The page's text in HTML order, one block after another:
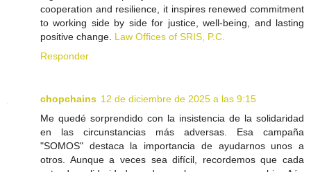
cooperation and resilience, it inspires renewed commitment
to working side by side for justice, well-being, and lasting
positive change. Law Offices of SRIS, P.C.
Responder
chopchains 12 de diciembre de 2025 a las 9:15
Me quedé sorprendido con la insistencia de la solidaridad
en las circunstancias más adversas. Esa campaña
"SOMOS" destaca la importancia de ayudarnos unos a
otros. Aunque a veces sea difícil, recordemos que cada